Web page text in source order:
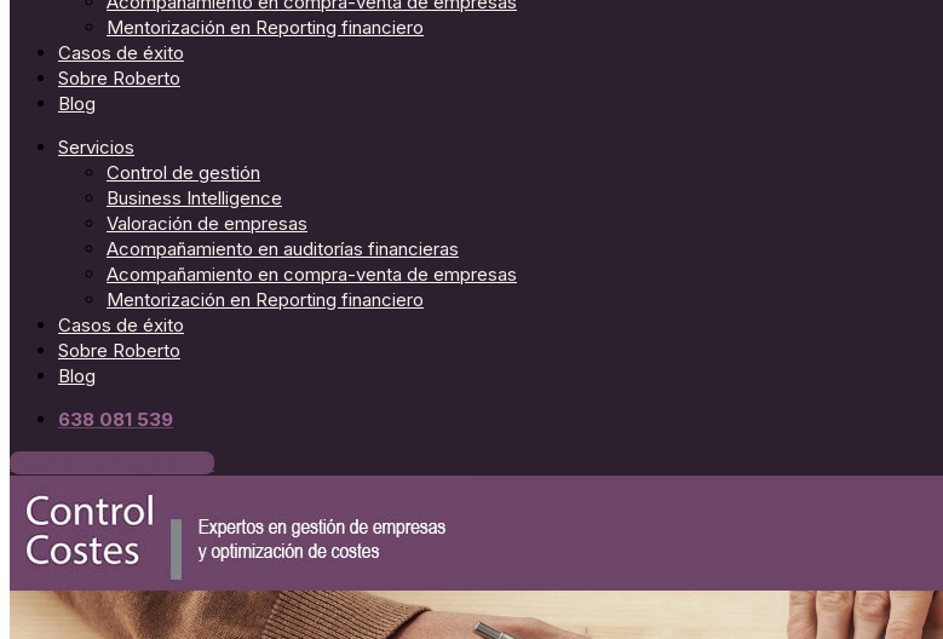
Mentorización en Reporting financiero
Casos de éxito
Sobre Roberto
Blog
Servicios
Control de gestión
Business Intelligence
Valoración de empresas
Acompañamiento en auditorías financieras
Acompañamiento en compra-venta de empresas
Mentorización en Reporting financiero
Casos de éxito
Sobre Roberto
Blog
638 081 539
Agenda Tu Diagnóstico